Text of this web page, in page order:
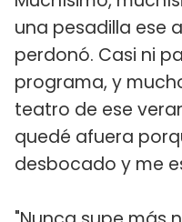
una pesadilla ese
perdonó. Casi ni
programa, y
teatro de ese
quedé afuera
desbocado y me